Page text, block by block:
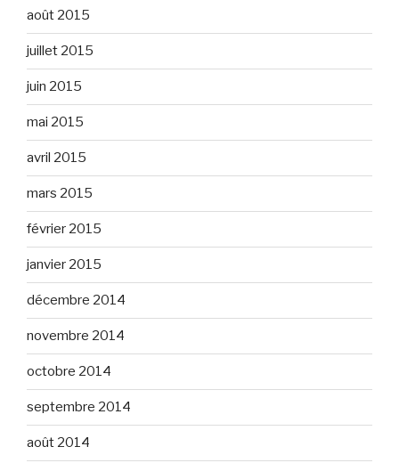
août 2015
juillet 2015
juin 2015
mai 2015
avril 2015
mars 2015
février 2015
janvier 2015
décembre 2014
novembre 2014
octobre 2014
septembre 2014
août 2014